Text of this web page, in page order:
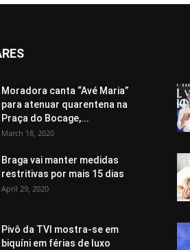
Moradora canta “Avé Maria”
para atenuar quarentena na
Praça do Bocage,...
March 18, 2020
Braga vai manter medidas
restritivas por mais 15 dias
April 29, 2020
Pivô da TVI mostra-se em
biquíni em férias de luxo